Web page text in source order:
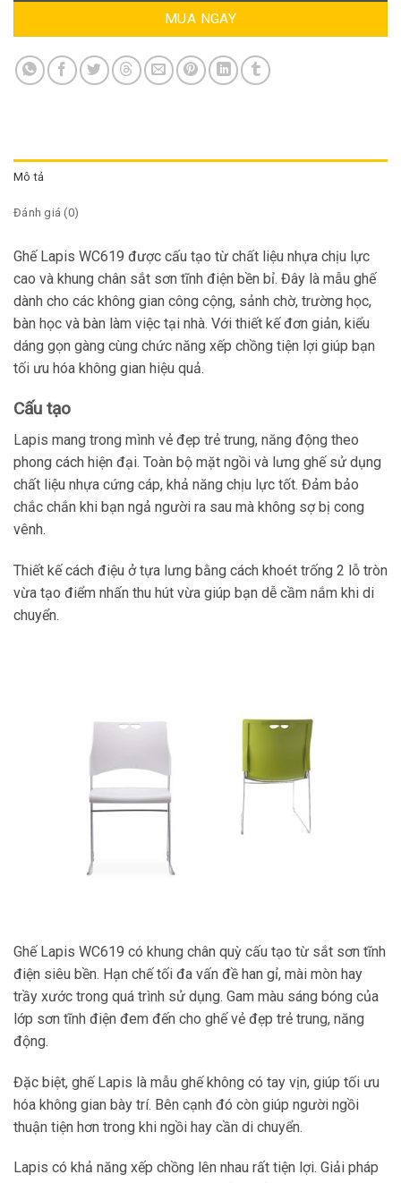
MUA NGAY
Mô tả
Đánh giá (0)
Ghế Lapis WC619 được cấu tạo từ chất liệu nhựa chịu lực
cao và khung chân sắt sơn tĩnh điện bền bỉ. Đây là mẫu ghế
dành cho các không gian công cộng, sảnh chờ, trường học,
bàn học và bàn làm việc tại nhà. Với thiết kế đơn giản, kiểu
dáng gọn gàng cùng chức năng xếp chồng tiện lợi giúp bạn
tối ưu hóa không gian hiệu quả.
Cấu tạo
Lapis mang trong mình vẻ đẹp trẻ trung, năng động theo
phong cách hiện đại. Toàn bộ mặt ngồi và lưng ghế sử dụng
chất liệu nhựa cứng cáp, khả năng chịu lực tốt. Đảm bảo
chắc chắn khi bạn ngả người ra sau mà không sợ bị cong
vênh.
Thiết kế cách điệu ở tựa lưng bằng cách khoét trống 2 lỗ tròn
vừa tạo điểm nhấn thu hút vừa giúp bạn dễ cầm nắm khi di
chuyển.
Ghế Lapis WC619 có khung chân quỳ cấu tạo từ sắt sơn tĩnh
điện siêu bền. Hạn chế tối đa vấn đề han gỉ, mài mòn hay
trầy xước trong quá trình sử dụng. Gam màu sáng bóng của
lớp sơn tĩnh điện đem đến cho ghế vẻ đẹp trẻ trung, năng
động.
Đặc biệt, ghế Lapis là mẫu ghế không có tay vịn, giúp tối ưu
hóa không gian bày trí. Bên cạnh đó còn giúp người ngồi
thuận tiện hơn trong khi ngồi hay cần di chuyển.
Lapis có khả năng xếp chồng lên nhau rất tiện lợi. Giải pháp